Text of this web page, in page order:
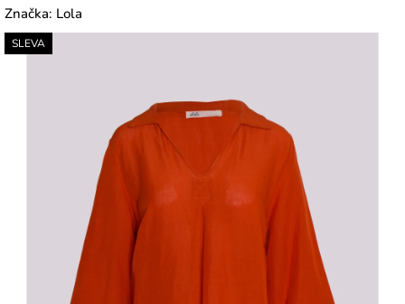
Značka: Lola
SLEVA